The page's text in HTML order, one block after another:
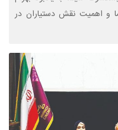
و اهمیت نقش دستیاران در